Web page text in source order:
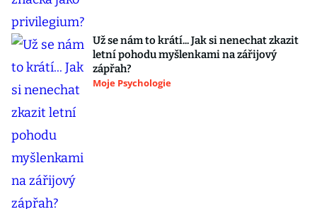
Už se nám to krátí... Jak si nenechat zkazit
letní pohodu myšlenkami na zářijový
zápřah?
Moje Psychologie